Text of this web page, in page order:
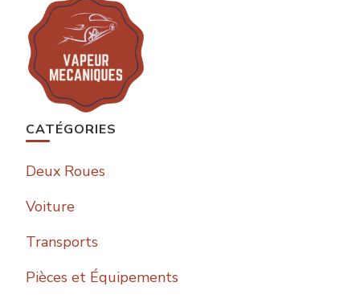
CATÉGORIES
Deux Roues
Voiture
Transports
Pièces et Équipements